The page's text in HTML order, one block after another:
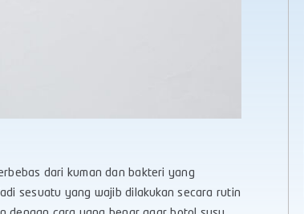
dari kuman dan bakteri yang
sesuatu yang wajib dilakukan secara rutin